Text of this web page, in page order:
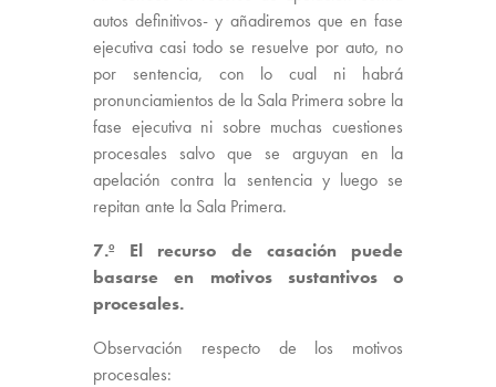
autos definitivos- y añadiremos que en fase
ejecutiva casi todo se resuelve por auto, no
por sentencia, con lo cual ni habrá
pronunciamientos de la Sala Primera sobre la
fase ejecutiva ni sobre muchas cuestiones
procesales salvo que se arguyan en la
apelación contra la sentencia y luego se
repitan ante la Sala Primera.
7.º El recurso de casación puede
basarse en motivos sustantivos o
procesales.
Observación respecto de los motivos
procesales: